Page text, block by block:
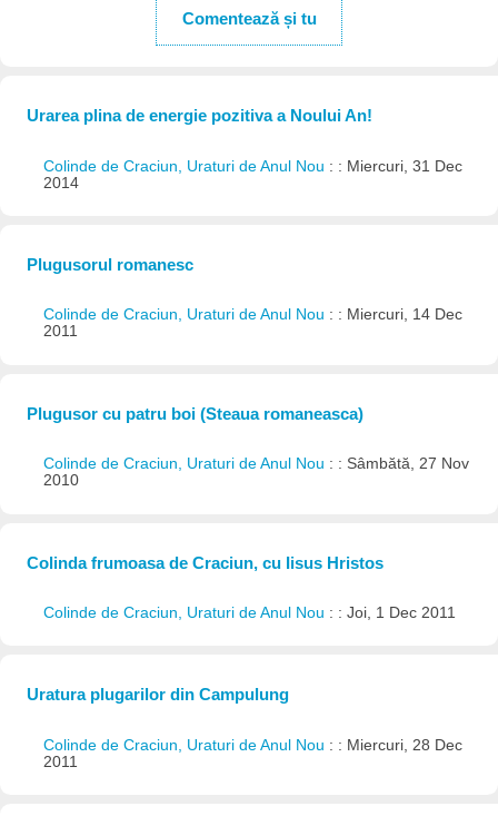
Comentează și tu
Urarea plina de energie pozitiva a Noului An!
Colinde de Craciun, Uraturi de Anul Nou : : Miercuri, 31 Dec
2014
Plugusorul romanesc
Colinde de Craciun, Uraturi de Anul Nou : : Miercuri, 14 Dec
2011
Plugusor cu patru boi (Steaua romaneasca)
Colinde de Craciun, Uraturi de Anul Nou : : Sâmbătă, 27 Nov
2010
Colinda frumoasa de Craciun, cu Iisus Hristos
Colinde de Craciun, Uraturi de Anul Nou : : Joi, 1 Dec 2011
Uratura plugarilor din Campulung
Colinde de Craciun, Uraturi de Anul Nou : : Miercuri, 28 Dec
2011